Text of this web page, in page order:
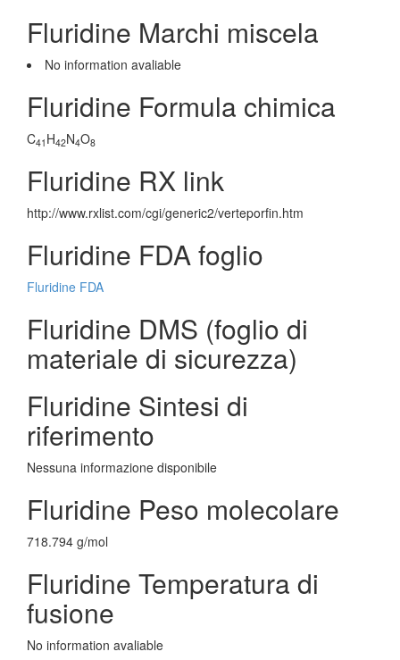
Fluridine Marchi miscela
No information avaliable
Fluridine Formula chimica
C41 H42N4O8
Fluridine RX link
http://www.rxlist.com/cgi/generic2/verteporfin.htm
Fluridine FDA foglio
Fluridine FDA
Fluridine DMS (foglio di
materiale di sicurezza)
Fluridine Sintesi di
riferimento
Nessuna informazione disponibile
Fluridine Peso molecolare
718.794 g/mol
Fluridine Temperatura di
fusione
No information avaliable